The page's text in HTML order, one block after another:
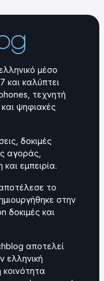
μέσο
και καλύπτει
τεχνητή
ψηφιακές
δοκιμές
αγοράς,
εμπειρία.
το
στην
δοκιμές και
αποτελεί
ελληνική
κοινότητα